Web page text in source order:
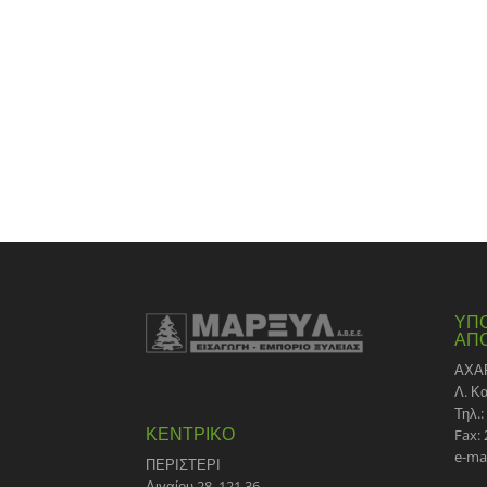
ΚΕΝΤΡΙΚΟ
ΠΕΡΙΣΤΕΡΙ
Λ.
Τηλ.:
Fax:
e-